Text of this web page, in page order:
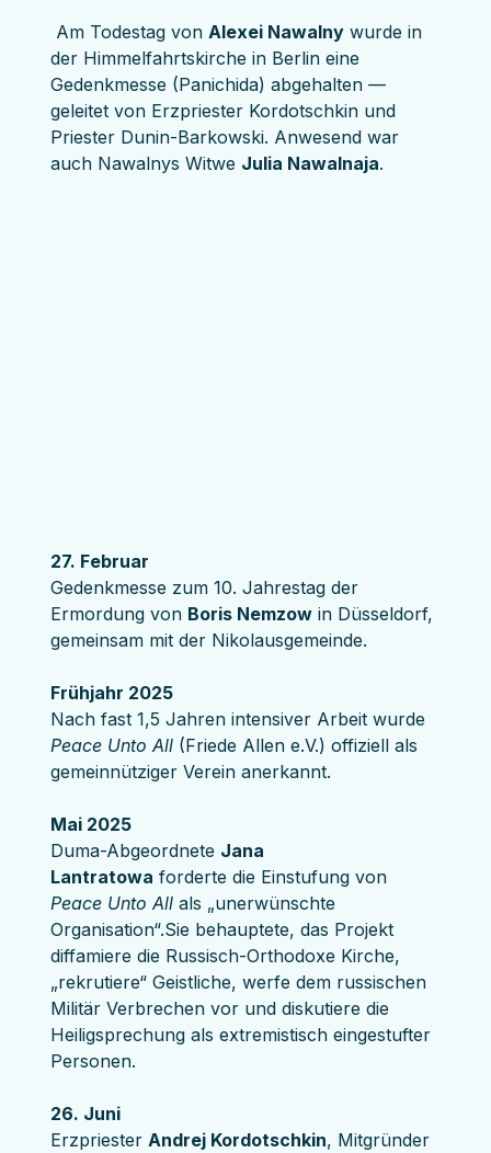
Am Todestag von Alexei Nawalny wurde in
der Himmelfahrtskirche in Berlin eine
Gedenkmesse (Panichida) abgehalten —
geleitet von Erzpriester Kordotschkin und
Priester Dunin-Barkowski. Anwesend war
auch Nawalnys Witwe Julia Nawalnaja.
27. Februar
Gedenkmesse zum 10. Jahrestag der
Ermordung von Boris Nemzow in Düsseldorf,
gemeinsam mit der Nikolausgemeinde.
Frühjahr 2025
Nach fast 1,5 Jahren intensiver Arbeit wurde
Peace Unto All (Friede Allen e.V.) offiziell als
gemeinnütziger Verein anerkannt.
Mai 2025
Duma-Abgeordnete Jana
Lantratowa forderte die Einstufung von
Peace Unto All als „unerwünschte
Organisation“.Sie behauptete, das Projekt
diffamiere die Russisch-Orthodoxe Kirche,
„rekrutiere“ Geistliche, werfe dem russischen
Militär Verbrechen vor und diskutiere die
Heiligsprechung als extremistisch eingestufter
Personen.
26. Juni
Erzpriester Andrej Kordotschkin, Mitgründer